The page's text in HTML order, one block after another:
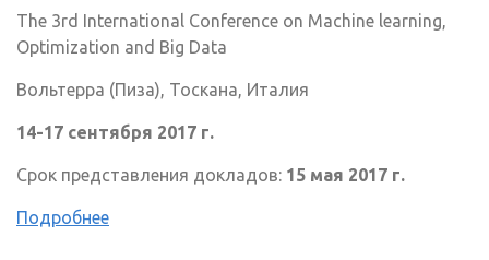
The 3rd International Conference on Machine learning,
Optimization and Big Data
Вольтерра (Пиза), Тоскана, Италия
14-17 сентября 2017 г.
Срок представления докладов: 15 мая 2017 г.
Подробнее